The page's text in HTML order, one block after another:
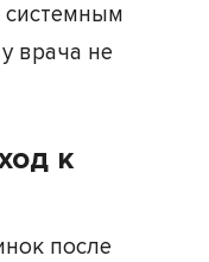
системным
врача не
к
после